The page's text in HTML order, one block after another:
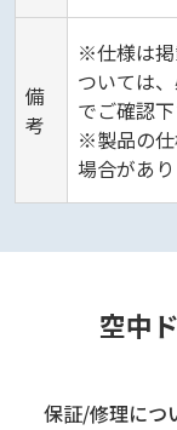
備
考
※仕様は掲
ついては
でご確認下
※製品の仕
場合があり
空中
保証/修理につ